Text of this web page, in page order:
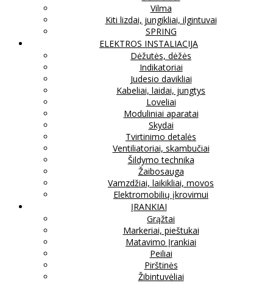
Vilma
Kiti lizdai, jungikliai, ilgintuvai
SPRING
ELEKTROS INSTALIACIJA
Dėžutės, dėžės
Indikatoriai
Judesio davikliai
Kabeliai, laidai, jungtys
Loveliai
Moduliniai aparatai
Skydai
Tvirtinimo detalės
Ventiliatoriai, skambučiai
Šildymo technika
Žaibosauga
Vamzdžiai, laikikliai, movos
Elektromobilių įkrovimui
ĮRANKIAI
Grąžtai
Markeriai, pieštukai
Matavimo Įrankiai
Peiliai
Pirštinės
Žibintuvėliai